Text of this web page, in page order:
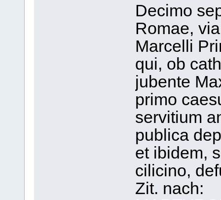
Decimo
Romae,
Marcelli
qui, ob
jubente
primo
servitium
publica
et ibidem,
cilicino,
Zit. nach: